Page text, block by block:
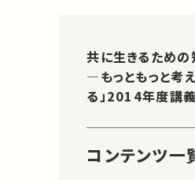
共に生きるための
—もっともっと考
る」2014年度講義
コンテンツ一